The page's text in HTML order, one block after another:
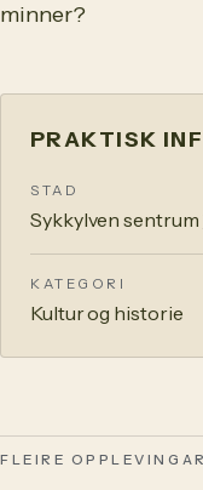
minner?
PRAKTISK
STAD
Sykkylven sentrum
KATEGORI
Kultur og historie
FLEIRE OPPLEVINGAR